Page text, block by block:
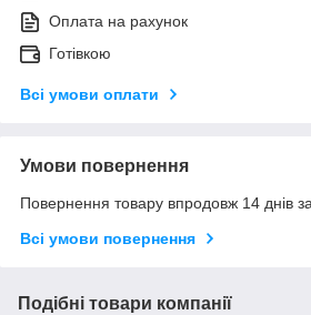
Оплата на рахунок
Готівкою
Всі умови оплати
Умови повернення
Повернення товару впродовж 14 днів
Всі умови повернення
Подібні товари компанії